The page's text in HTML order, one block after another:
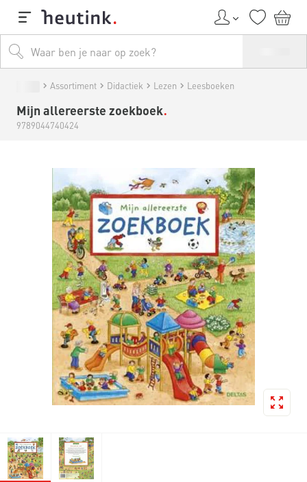
Assortiment Didactiek Lezen Leesboeken
Mijn allereerste zoekboek
9789044740424